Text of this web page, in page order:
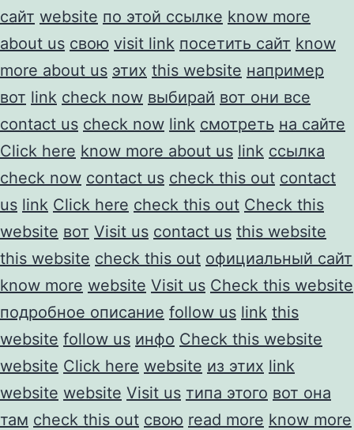
сайт website по этой ссылке know more
about us свою visit link посетить сайт know
more about us этих this website например
вот link check now выбирай вот они все
contact us check now link смотреть на сайте
Click here know more about us link ссылка
check now contact us check this out contact
us link Click here check this out Check this
website вот Visit us contact us this website
this website check this out официальный сайт
know more website Visit us Check this website
подробное описание follow us link this
website follow us инфо Check this website
website Click here website из этих link
website website Visit us типа этого вот она
там check this out свою read more know more